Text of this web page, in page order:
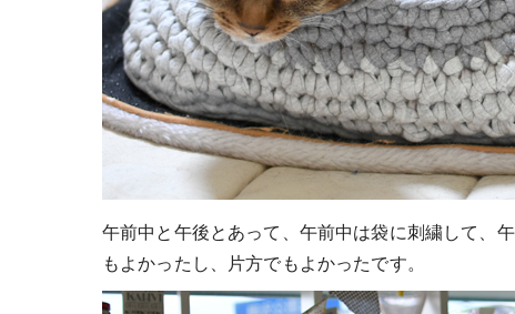
午前中と午後とあって、午前中は袋に刺繍して、
もよかったし、片方でもよかったです。